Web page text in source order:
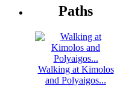
Paths
Walking at Kimolos
and Polyaigos...